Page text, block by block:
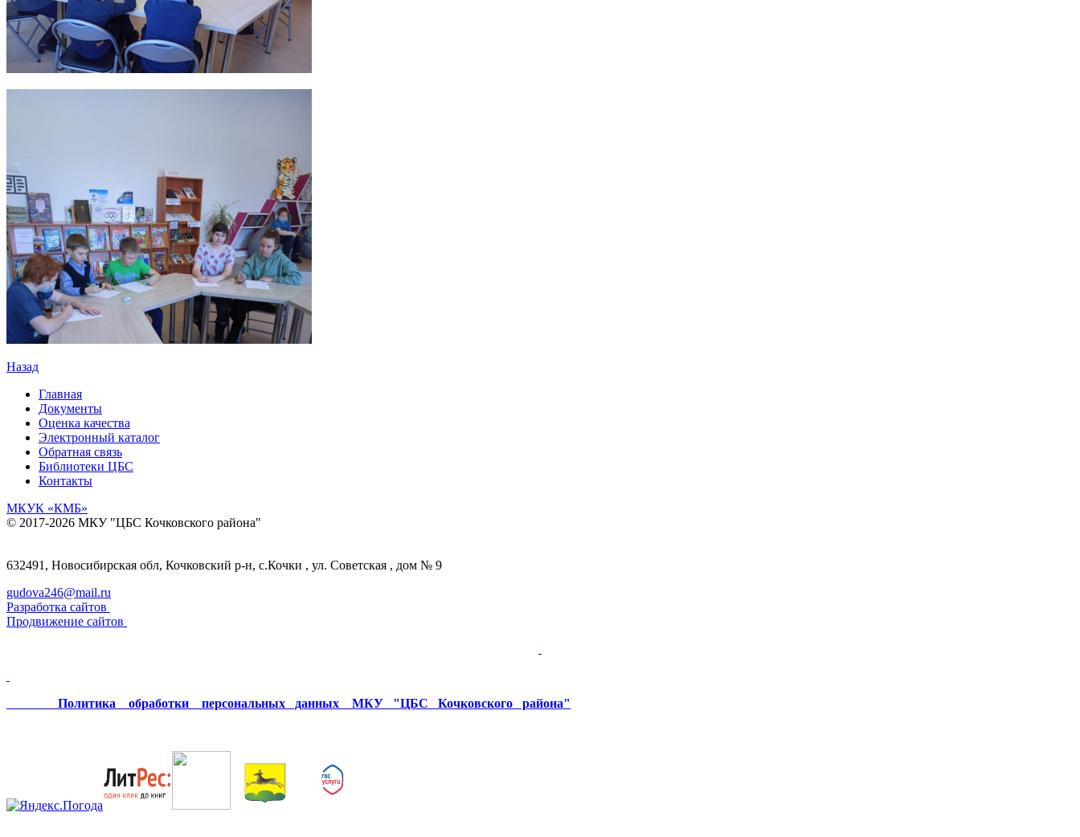
Назад
Главная
Документы
Оценка качества
Электронный каталог
Обратная связь
Библиотеки ЦБС
Контакты
МКУК «КМБ»
© 2017-2026 МКУ "ЦБС Кочковского района"
632491, Новосибирская обл, Кочковский р-н, с.Кочки , ул. Советская , дом № 9
gudova246@mail.ru
Разработка сайтов
Продвижение сайтов
Политика обработки персональных данных МКУ "ЦБС Кочковского района"